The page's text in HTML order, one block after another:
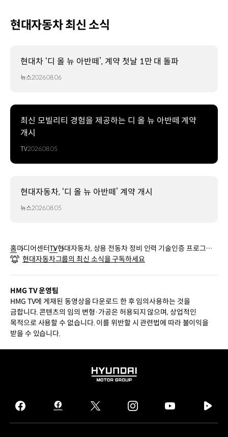
현대자동차 최신 소식
현대차 ‘디 올 뉴 아반떼’, 계약 첫날 1만 대 돌파
뉴스2026.08.06
최신 모빌리티 경험을 제공하는 디 올 뉴 아반떼 계약
개시
TV2026.08.05
현대자동차, ‘디 올 뉴 아반떼’ 계약 개시
뉴스2026.08.05
홈미디어센터TV현대자동차, 상용 전동차 정비 인력 기술인증 프로그램
도입
현대자동차그룹의 최신 소식을 구독하세요
HMG TV 운영팀
HMG TV에 게재된 동영상을 다운로드 한 후 임의사용하는 것을
금합니다. 콘텐츠의 임의 변형·가공은 허용되지 않으며, 상업적인
목적으로 사용할 수 없습니다. 이를 위반할 시 관련법에 따라 불이익을
받을 수 있습니다.
HYUNDAI
GROUP
facebook
hmg
journal
twitter instagram
tv